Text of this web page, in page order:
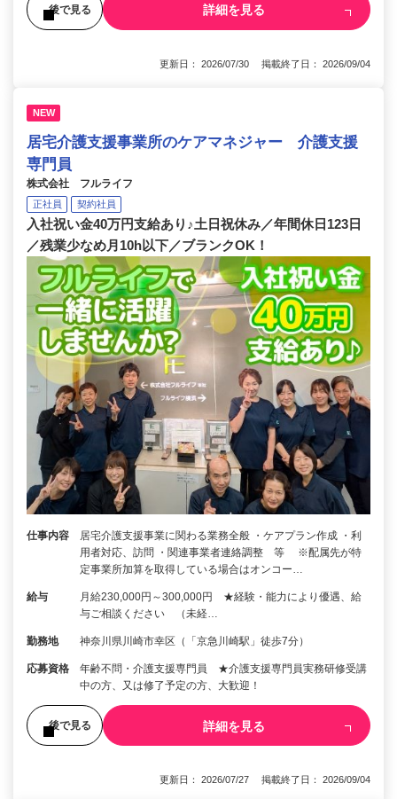
後で見る 詳細を見る
更新日： 2026/07/30 掲載終了日： 2026/09/04
NEW
居宅介護支援事業所のケアマネジャー 介護支援
専門員
株式会社 フルライフ
正社員 契約社員
入社祝い金40万円支給あり♪土日祝休み／年間休日123日
／残業少なめ月10h以下／ブランクOK！
仕事内容
居宅介護支援事業に関わる業務全般 ・ケアプラン作成 ・利
用者対応、訪問 ・関連事業者連絡調整 等 ※配属先が特
定事業所加算を取得している場合はオンコー…
給与
月給230,000円～300,000円 ★経験・能力により優遇、給
与ご相談ください （未経…
勤務地 神奈川県川崎市幸区（「京急川崎駅」徒歩7分）
応募資格
年齢不問・介護支援専門員 ★介護支援専門員実務研修受講
中の方、又は修了予定の方、大歓迎！
後で見る 詳細を見る
更新日： 2026/07/27 掲載終了日： 2026/09/04